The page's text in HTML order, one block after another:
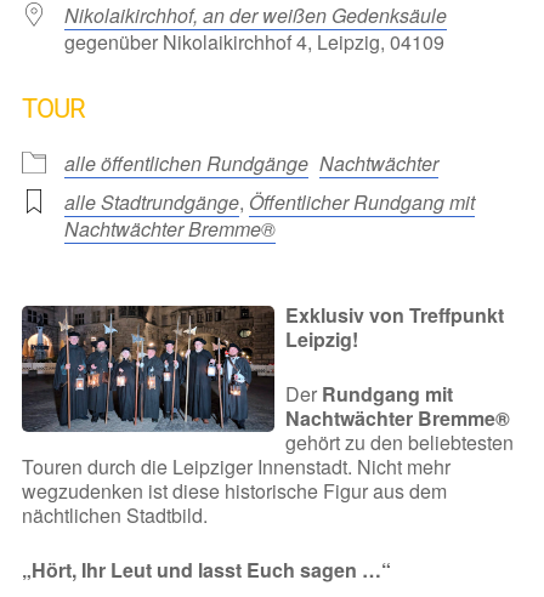
Nikolaikirchhof, an der weißen Gedenksäule
gegenüber Nikolaikirchhof 4, Leipzig, 04109
TOUR
alle öffentlichen Rundgänge Nachtwächter
alle Stadtrundgänge, Öffentlicher Rundgang mit
Nachtwächter Bremme®
Exklusiv von Treffpunkt
Leipzig!
Der Rundgang mit
Nachtwächter Bremme®
gehört zu den beliebtesten
Touren durch die Leipziger Innenstadt. Nicht mehr
wegzudenken ist diese historische Figur aus dem
nächtlichen Stadtbild.
„Hört, Ihr Leut und lasst Euch sagen …“